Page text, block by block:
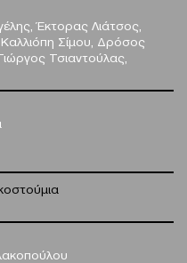
Έκτορας Λιάτσος,
Σίμου, Δρόσος
Τσιαντούλας,